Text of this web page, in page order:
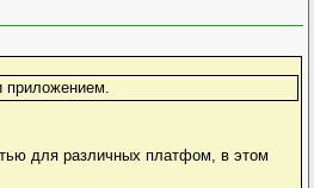
для различных платфом, в этом